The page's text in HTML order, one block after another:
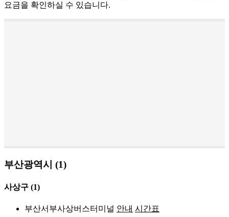
요금을 확인하실 수 있습니다.
부산광역시 (1)
사상구 (1)
부산서부사상버스터미널 안내 시간표